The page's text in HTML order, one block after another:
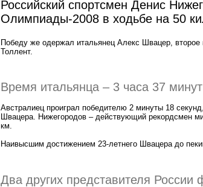
Российский спортсмен Денис
Олимпиады-2008 в ходьбе на 50
Победу же одержал итальянец Алекс Швацер,
Толлент.
Время итальянца – 3 часа 37
Австралиец проиграл победителю 2 минуты 18
Швацера. Нижегородов – действующий рекордсмен
км.
Наивысшим достижением 23-летнего Швацера до
Два других представителя